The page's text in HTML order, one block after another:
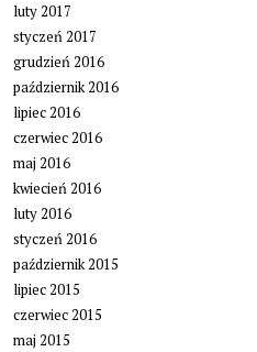
luty 2017
styczeń 2017
grudzień 2016
październik 2016
lipiec 2016
czerwiec 2016
maj 2016
kwiecień 2016
luty 2016
styczeń 2016
październik 2015
lipiec 2015
czerwiec 2015
maj 2015